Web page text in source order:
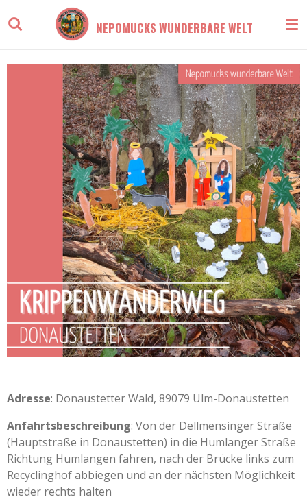
Hauptinhalt
NEPOMUCKS WUNDERBARE WELT
Adresse: Donaustetter Wald, 89079 Ulm-Donaustetten
Anfahrtsbeschreibung: Von der Dellmensinger Straße
(Hauptstraße in Donaustetten) in die Humlanger Straße
Richtung Humlangen fahren, nach der Brücke links zum
Recyclinghof abbiegen und an der nächsten Möglichkeit
wieder rechts halten